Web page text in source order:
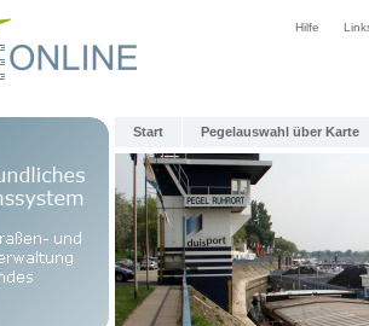
Hilfe
Start Pegelauswahl über Karte